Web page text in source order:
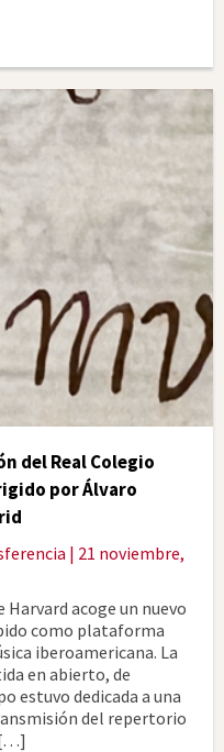
del Real Colegio
por Álvaro
| 21 noviembre,
acoge un nuevo
como plataforma
iberoamericana. La
en abierto, de
estuvo dedicada a una
del repertorio
[…]